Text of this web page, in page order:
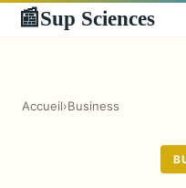
📰Sup Sciences
Accueil›Business